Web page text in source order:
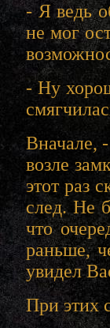
- Я ведь
не мог
- Ну
Вначале,
возле
этот раз
след. Не
что
раньше,
увидел
При этих